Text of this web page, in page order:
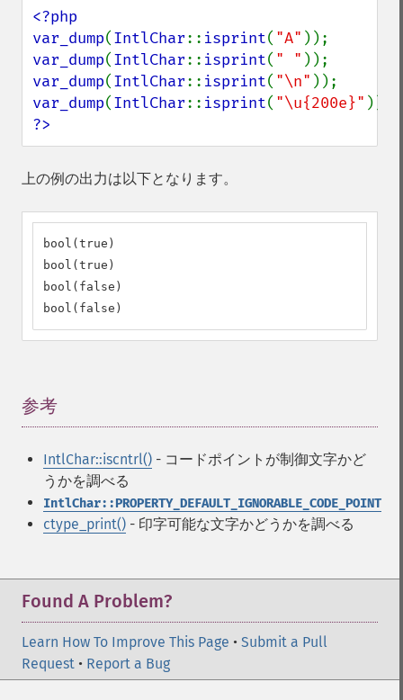
<?php
var_dump(IntlChar:: isprint( "A"
var_dump(IntlChar:: isprint( " "
var_dump(IntlChar:: isprint( "\n"
var_dump(IntlChar:: isprint( "\u{200e}"
?>
上の例の出力は以下となります。
bool(true)
bool(true)
bool(false)
bool(false)
参考
IntlChar::iscntrl() - コードポイントが制御文字かど
うかを調べる
IntlChar::PROPERTY_DEFAULT_IGNORABLE_CODE_POINT
ctype_print() - 印字可能な文字かどうかを調べる
Found A Problem?
Learn How To Improve This Page • Submit a Pull
Request • Report a Bug